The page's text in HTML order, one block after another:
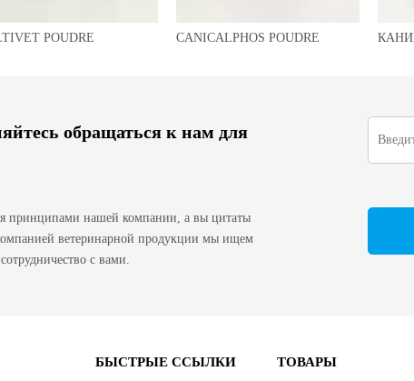
POUDRE CANICALPHOS POUDRE
обращаться к нам для
принципами нашей компании, а вы цитаты
ветеринарной продукции мы ищем
с вами.
БЫСТРЫЕ ССЫЛКИ ТОВАРЫ